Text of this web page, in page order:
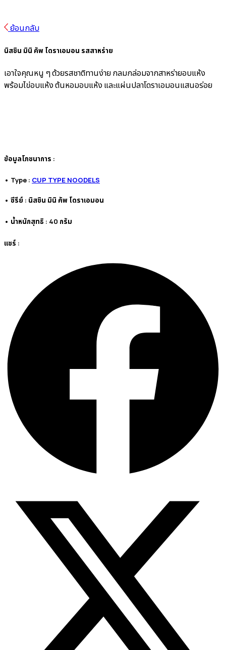
ย้อนกลับ
นิสชิน มินิ คัพ โดราเอมอน รสสาหร่าย
เอาใจคุณหนู ๆ ด้วยรสชาติทานง่าย กลมกล่อมจากสาหร่ายอบแห้ง
พร้อมไข่อบแห้ง ต้นหอมอบแห้ง และแผ่นปลาโดราเอมอนแสนอร่อย
ข้อมูลโภชนาการ :
• Type : CUP TYPE NOODELS
• ซีรีย์ : นิสชิน มินิ คัพ โดราเอมอน
• น้ำหนักสุทธิ : 40 กรัม
แชร์ :